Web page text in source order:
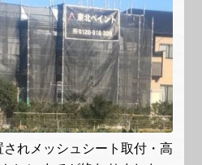
れメッシュシート取付・高